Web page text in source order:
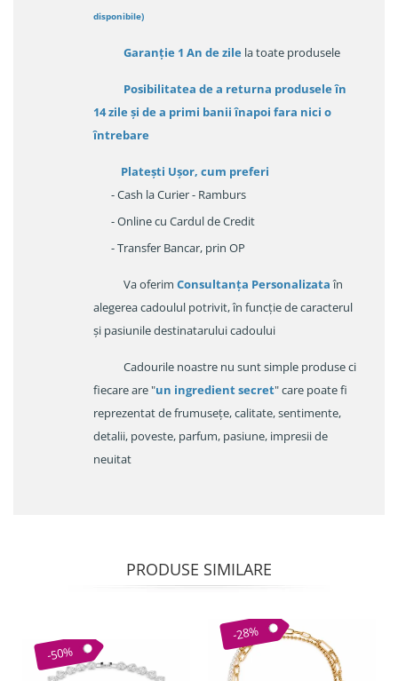
disponibile)
Garanție 1 An de zile la toate produsele
Posibilitatea de a returna produsele în
14 zileși de a primi banii înapoi fara nici o
întrebare
Platești Ușor, cum preferi
- Cash la Curier - Ramburs
- Online cu Cardul de Credit
- Transfer Bancar, prin OP
Va oferim Consultanța Personalizataîn
alegerea cadoulul potrivit, în funcție de caracterul
și pasiunile destinatarului cadoului
Cadourile noastre nu sunt simple produse ci
fiecare are "un ingredient secret" care poate fi
reprezentat de frumusețe, calitate, sentimente,
detalii, poveste, parfum, pasiune, impresii de
neuitat
PRODUSE SIMILARE
-50%
-28%